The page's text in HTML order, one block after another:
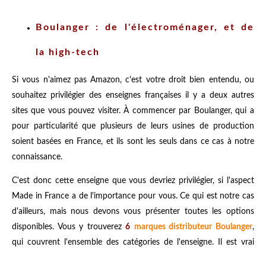
Boulanger : de l'électroménager, et de
la high-tech
Si vous n'aimez pas Amazon, c'est votre droit bien entendu, ou
souhaitez privilégier des enseignes françaises il y a deux autres
sites que vous pouvez visiter. À commencer par Boulanger, qui a
pour particularité que plusieurs de leurs usines de production
soient basées en France, et ils sont les seuls dans ce cas à notre
connaissance.
C'est donc cette enseigne que vous devriez privilégier, si l'aspect
Made in France a de l'importance pour vous. Ce qui est notre cas
d'ailleurs, mais nous devons vous présenter toutes les options
disponibles. Vous y trouverez6 marques distributeur Boulanger,
qui couvrent l'ensemble des catégories de l'enseigne. Il est vrai